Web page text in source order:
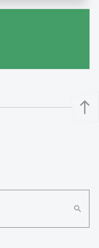
north
search